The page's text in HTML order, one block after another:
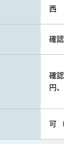
西
確
確
円
可